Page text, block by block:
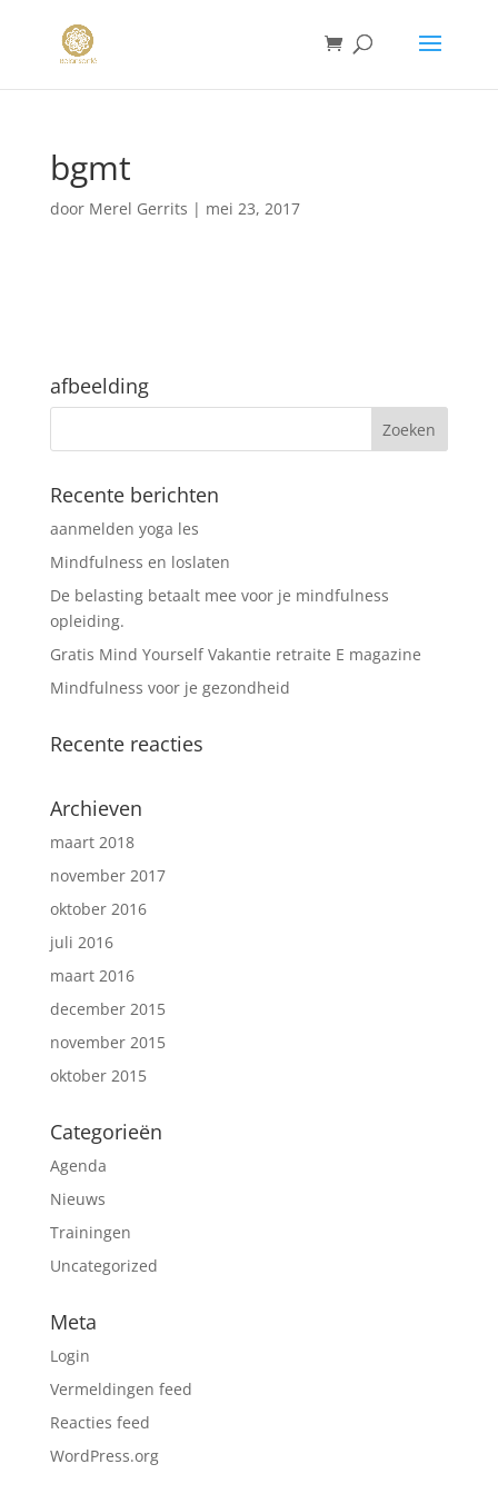
bgmt
door Merel Gerrits | mei 23, 2017
afbeelding
Recente berichten
aanmelden yoga les
Mindfulness en loslaten
De belasting betaalt mee voor je mindfulness
opleiding.
Gratis Mind Yourself Vakantie retraite E magazine
Mindfulness voor je gezondheid
Recente reacties
Archieven
maart 2018
november 2017
oktober 2016
juli 2016
maart 2016
december 2015
november 2015
oktober 2015
Categorieën
Agenda
Nieuws
Trainingen
Uncategorized
Meta
Login
Vermeldingen feed
Reacties feed
WordPress.org